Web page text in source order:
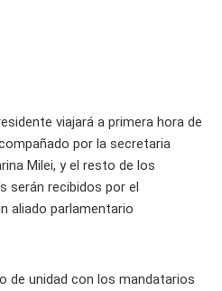
viajará a primera hora de
por la secretaria
Milei, y el resto de los
serán recibidos por el
aliado parlamentario
de unidad con los mandatarios